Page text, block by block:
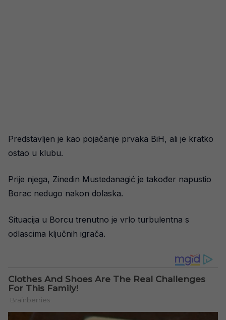
Predstavljen je kao pojačanje prvaka BiH, ali je kratko
ostao u klubu.
Prije njega, Zinedin Mustedanagić je također napustio
Borac nedugo nakon dolaska.
Situacija u Borcu trenutno je vrlo turbulentna s
odlascima ključnih igrača.